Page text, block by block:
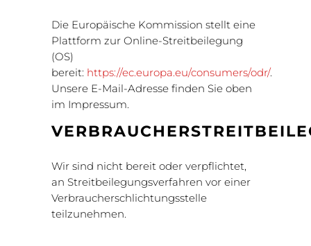
Die Europäische Kommission stellt eine
Plattform zur Online-Streitbeilegung
(OS)
bereit: https://ec.europa.eu/consumers/odr/.
Unsere E-Mail-Adresse finden Sie oben
im Impressum.
VERBRAUCHERSTREIT
Wir sind nicht bereit oder verpflichtet,
an Streitbeilegungsverfahren vor einer
Verbraucherschlichtungsstelle
teilzunehmen.